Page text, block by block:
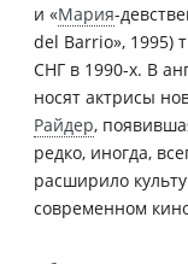
и «Мария-
del Barrio», 1995)
СНГ в 1990-х. В
носят актрисы
Райдер,
редко, иногда,
расширило
современном